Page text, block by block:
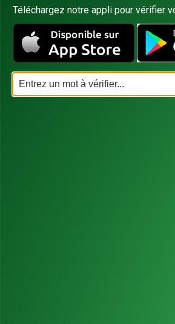
Téléchargez notre appli pour vérifier